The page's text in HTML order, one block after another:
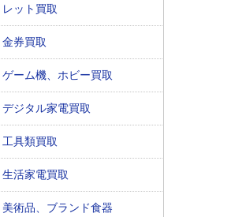
レット買取
金券買取
ゲーム機、ホビー買取
デジタル家電買取
工具類買取
生活家電買取
美術品、ブランド食器